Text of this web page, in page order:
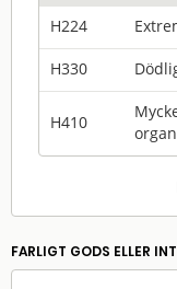
H224
H330
H410
FARLIGT GODS ELLER